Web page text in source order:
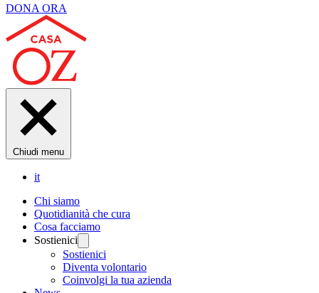
DONA ORA
Chiudi menu
it
Chi siamo
Quotidianità che cura
Cosa facciamo
Sostienici
Sostienici
Diventa volontario
Coinvolgi la tua azienda